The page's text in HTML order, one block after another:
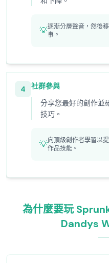
💡逐漸分層聲音，然後
事。
4
社群參與
分享您最好的創作並
技巧。
💡向頂級創作者學習以
作品技能。
為什麼要玩
Dandys